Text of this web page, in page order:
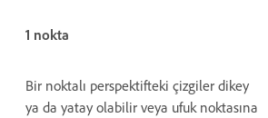
1 nokta
Bir noktalı perspektifteki çizgiler dikey
ya da yatay olabilir veya ufuk noktasına